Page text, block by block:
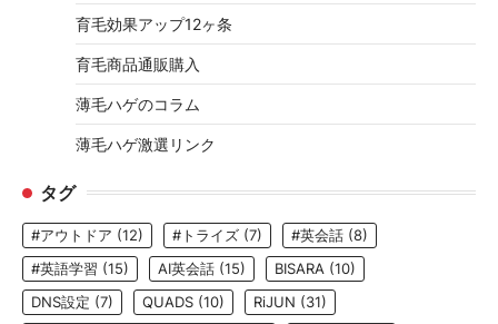
育毛効果アップ12ヶ条
育毛商品通販購入
薄毛ハゲのコラム
薄毛ハゲ激選リンク
タグ
#アウトドア (12) #トライズ (7) #英会話 (8)
#英語学習 (15) AI英会話 (15) BISARA (10)
DNS設定 (7) QUADS (10) RiJUN (31)